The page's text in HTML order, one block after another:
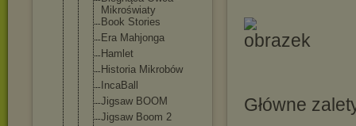
Mikroświaty
Book Stories
Era Mahjonga
Hamlet
Historia Mikrobów
IncaBall
Jigsaw BOOM
Jigsaw Boom 2
Główne